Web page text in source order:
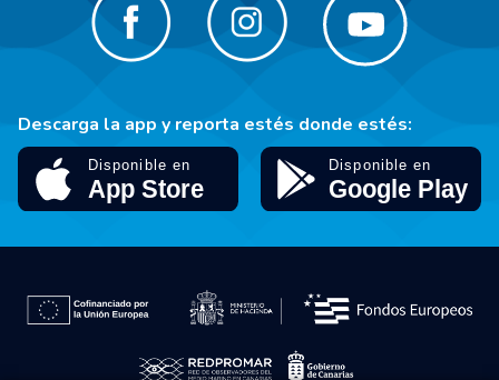
Descarga la app y reporta estés donde estés: